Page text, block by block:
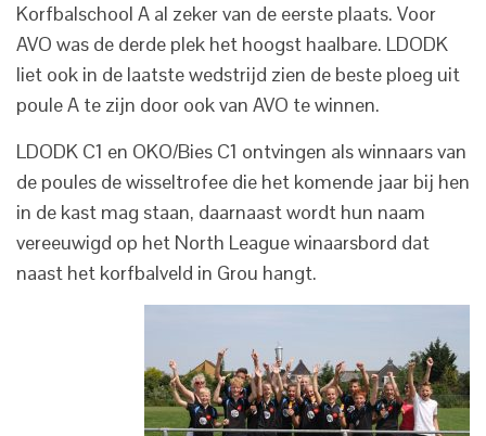
Korfbalschool A al zeker van de eerste plaats. Voor
AVO was de derde plek het hoogst haalbare. LDODK
liet ook in de laatste wedstrijd zien de beste ploeg uit
poule A te zijn door ook van AVO te winnen.
LDODK C1 en OKO/Bies C1 ontvingen als winnaars van
de poules de wisseltrofee die het komende jaar bij hen
in de kast mag staan, daarnaast wordt hun naam
vereeuwigd op het North League winaarsbord dat
naast het korfbalveld in Grou hangt.